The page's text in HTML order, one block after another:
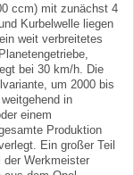
ccm) mit zunächst 4
Kurbelwelle liegen
weit verbreitetes
bei 30 km/h. Die
um 2000 bis
in
einem
Produktion
Ein großer Teil
der Werkmeister